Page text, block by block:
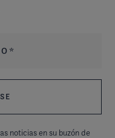
noticias en su buzón de